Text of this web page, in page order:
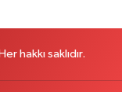
hakkı saklıdır.